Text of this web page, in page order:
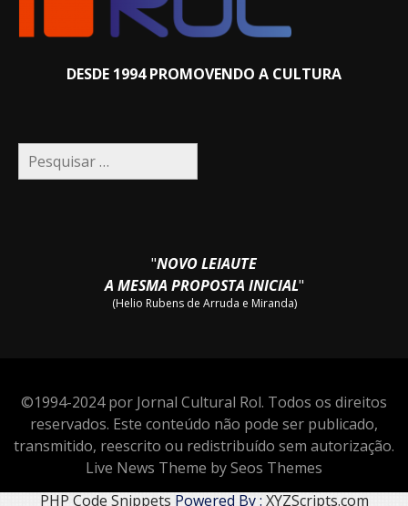
DESDE 1994 PROMOVENDO A CULTURA
Pesquisar
por:
"NOVO LEIAUTE
A MESMA PROPOSTA INICIAL"
(Helio Rubens de Arruda e Miranda)
©1994-2024 por Jornal Cultural Rol. Todos os direitos
reservados. Este conteúdo não pode ser publicado,
transmitido, reescrito ou redistribuído sem autorização.
Live News Theme by Seos Themes
PHP Code Snippets Powered By : XYZScripts.com